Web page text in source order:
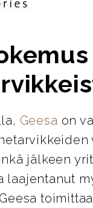
Geesa on
jälkeen